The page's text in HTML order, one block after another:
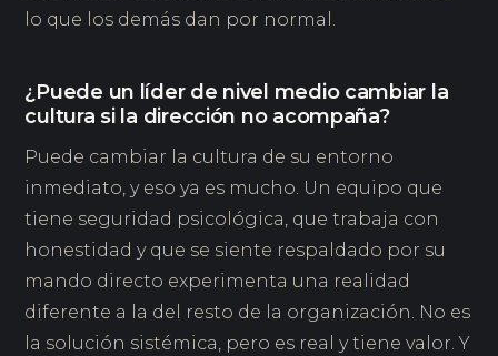
lo que los demás dan por normal.
¿Puede un líder de nivel medio cambiar la
cultura si la dirección no acompaña?
Puede cambiar la cultura de su entorno
inmediato, y eso ya es mucho. Un equipo que
tiene seguridad psicológica, que trabaja con
honestidad y que se siente respaldado por su
mando directo experimenta una realidad
diferente a la del resto de la organización. No es
la solución sistémica, pero es real y tiene valor. Y